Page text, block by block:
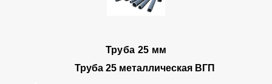
Труба 25 мм
Труба 25 металлическая ВГП